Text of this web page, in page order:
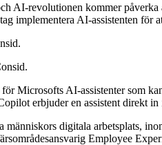
AI-revolutionen kommer
implementera AI-assistenten för
Microsofts AI-assistenter som
erbjuder en assistent direkt in
digitala arbetsplats,
Employee